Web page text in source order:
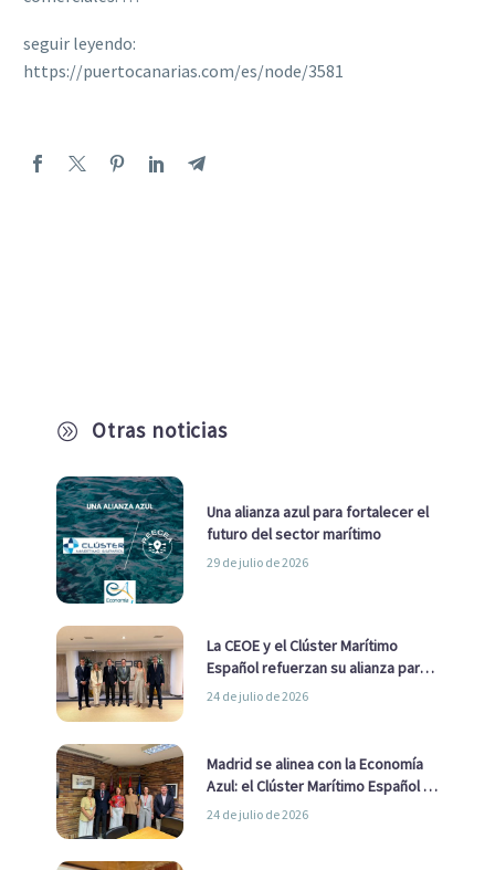
A Otras noticias
Una alianza azul para fortalecer el
futuro del sector marítimo
29 de julio de 2026
La CEOE y el Clúster Marítimo
Español refuerzan su alianza para
impulsar una estrategia Nacional
24 de julio de 2026
Madrid se alinea con la Economía
Azul: el Clúster Marítimo Español y
la Real Liga Naval avanzan alianzas
24 de julio de 2026
seguir leyendo:
https://puertocanarias.com/es/node/3581